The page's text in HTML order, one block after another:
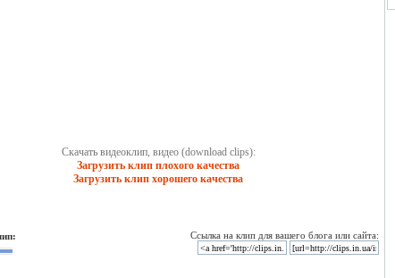
Скачать видеоклип, видео (download clips):
Загрузить клип плохого качества
Загрузить клип хорошего качества
Ссылка на клип для вашего блога или сайта: